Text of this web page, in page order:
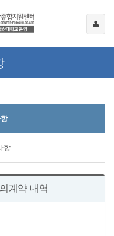
항
계약 내역